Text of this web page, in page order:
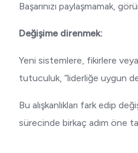
Başarınızı paylaşmamak,
Değişime direnmek:
Yeni sistemlere, fikirlere
tutuculuk, “liderliğe uygun
Bu alışkanlıkları fark edip
sürecinde birkaç adım öne